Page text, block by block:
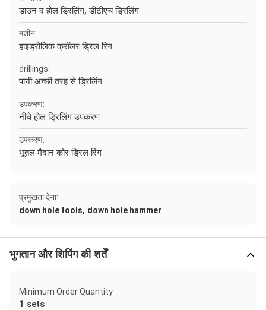
डाउन द होल ड्रिलिंग, डीटीएच ड्रिलिंग
मशीन:
हाइड्रोलिक क्रॉलर ड्रिल रिग
drillings:
पानी अच्छी तरह से ड्रिलिंग
उपकरण:
नीचे होल ड्रिलिंग उपकरण
उपकरण:
भूतल मैदान कोर ड्रिल रिग
प्रमुखता देना:
down hole tools, down hole hammer
भुगतान और शिपिंग की शर्तें
Minimum Order Quantity
1 sets